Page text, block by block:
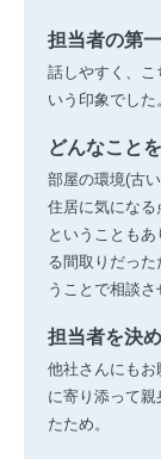
担当者の第
話しやすく、こ
いう印象でした
どんなこと
部屋の環境(古
住居に気にな
ということも
る間取りだっ
うことで相談さ
担当者を決
他社さんにも
に寄り添って
たため。